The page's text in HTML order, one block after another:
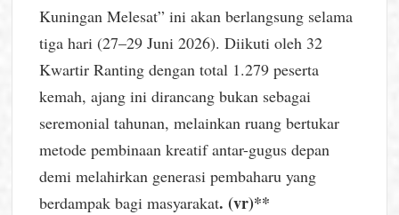
Kuningan Melesat” ini akan berlangsung selama
tiga hari (27–29 Juni 2026). Diikuti oleh 32
Kwartir Ranting dengan total 1.279 peserta
kemah, ajang ini dirancang bukan sebagai
seremonial tahunan, melainkan ruang bertukar
metode pembinaan kreatif antar-gugus depan
demi melahirkan generasi pembaharu yang
berdampak bagi masyarakat. (vr)**